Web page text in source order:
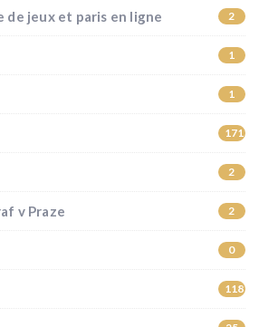
jeux et paris en ligne 2
1
1
171
2
v Praze 2
0
118